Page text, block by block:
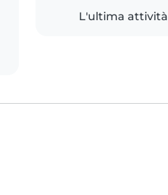
L'ultima attività